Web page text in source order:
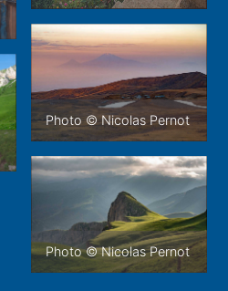
Photo © Nicolas Pernot
Photo © Nicolas Pernot